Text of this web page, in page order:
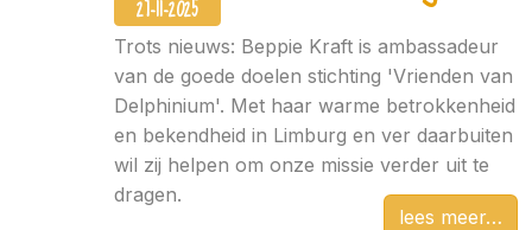
27-11-2025
Trots nieuws: Beppie Kraft is ambassadeur
van de goede doelen stichting 'Vrienden van
Delphinium'. Met haar warme betrokkenheid
en bekendheid in Limburg en ver daarbuiten
wil zij helpen om onze missie verder uit te
dragen.
lees meer